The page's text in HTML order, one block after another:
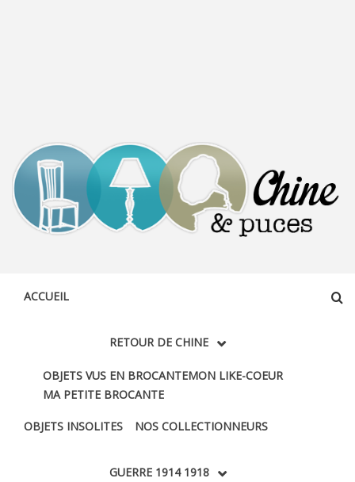
ACCUEIL
RETOUR DE CHINE
OBJETS VUS EN BROCANTEMON LIKE-COEUR
MA PETITE BROCANTE
OBJETS INSOLITES NOS COLLECTIONNEURS
GUERRE 1914 1918